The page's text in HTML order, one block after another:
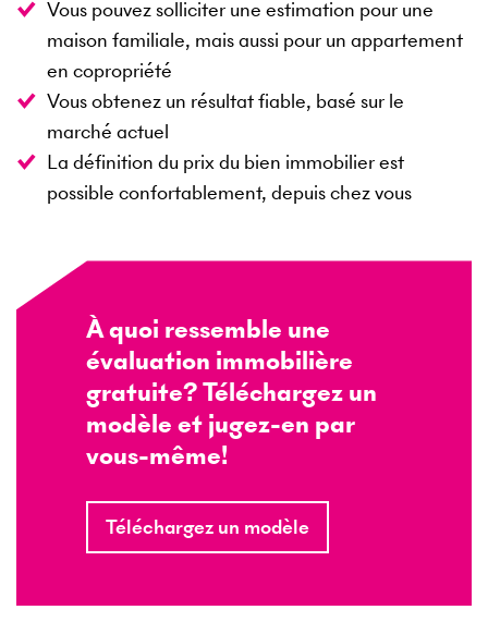
Vous pouvez solliciter une estimation pour une
maison familiale, mais aussi pour un appartement
en copropriété
Vous obtenez un résultat fiable, basé sur le
marché actuel
La définition du prix du bien immobilier est
possible confortablement, depuis chez vous
À quoi ressemble une
évaluation immobilière
gratuite? Téléchargez un
modèle et jugez-en par
vous-même!
Téléchargez un modèle